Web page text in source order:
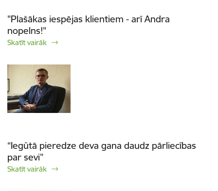
"Plašākas iespējas klientiem - arī Andra
nopelns!"
Skatīt vairāk
“Iegūtā pieredze deva gana daudz pārliecības
par sevi”
Skatīt vairāk